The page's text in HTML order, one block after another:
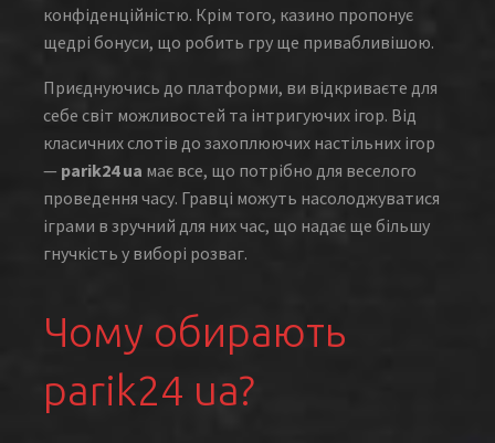
конфіденційністю. Крім того, казино пропонує
щедрі бонуси, що робить гру ще привабливішою.
Приєднуючись до платформи, ви відкриваєте для
себе світ можливостей та інтригуючих ігор. Від
класичних слотів до захоплюючих настільних ігор
— parik24 ua має все, що потрібно для веселого
проведення часу. Гравці можуть насолоджуватися
іграми в зручний для них час, що надає ще більшу
гнучкість у виборі розваг.
Чому обирають
parik24 ua?